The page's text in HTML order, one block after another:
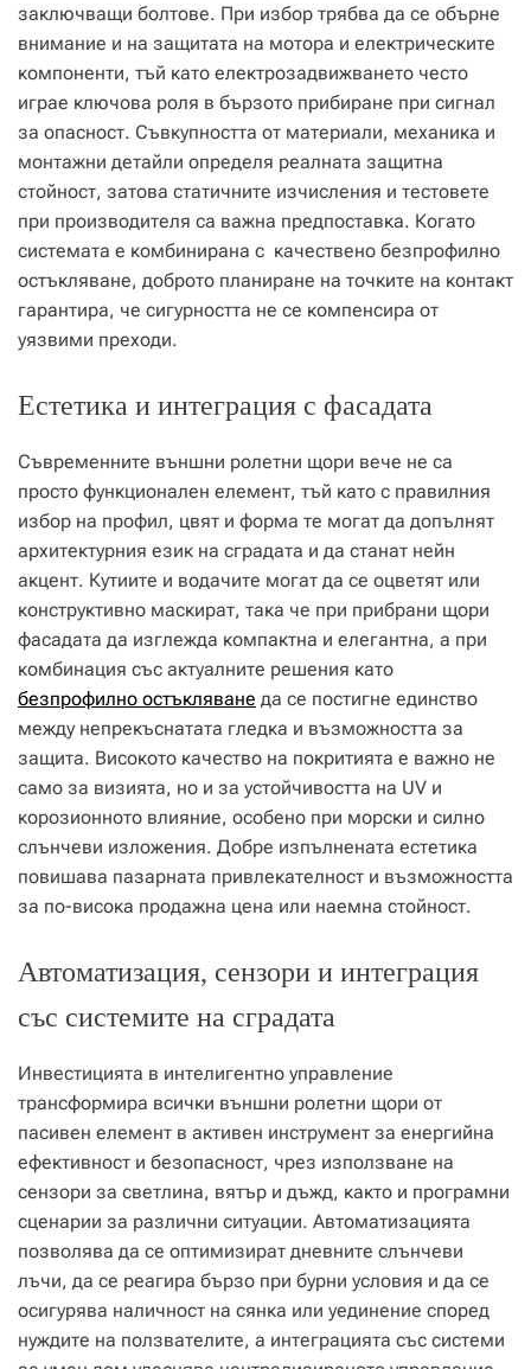
заключващи болтове. При избор трябва да се обърне
внимание и на защитата на мотора и електрическите
компоненти, тъй като електрозадвижването често
играе ключова роля в бързото прибиране при сигнал
за опасност. Съвкупността от материали, механика и
монтажни детайли определя реалната защитна
стойност, затова статичните изчисления и тестовете
при производителя са важна предпоставка. Когато
системата е комбинирана с качествено безпрофилно
остъкляване, доброто планиране на точките на контакт
гарантира, че сигурността не се компенсира от
уязвими преходи.
Естетика и интеграция с фасадата
Съвременните външни ролетни щори вече не са
просто функционален елемент, тъй като с правилния
избор на профил, цвят и форма те могат да допълнят
архитектурния език на сградата и да станат нейн
акцент. Кутиите и водачите могат да се оцветят или
конструктивно маскират, така че при прибрани щори
фасадата да изглежда компактна и елегантна, а при
комбинация със актуалните решения като
безпрофилно остъкляване да се постигне единство
между непрекъснатата гледка и възможността за
защита. Високото качество на покритията е важно не
само за визията, но и за устойчивостта на UV и
корозионното влияние, особено при морски и силно
слънчеви изложения. Добре изпълнената естетика
повишава пазарната привлекателност и възможността
за по-висока продажна цена или наемна стойност.
Автоматизация, сензори и интеграция
със системите на сградата
Инвестицията в интелигентно управление
трансформира всички външни ролетни щори от
пасивен елемент в активен инструмент за енергийна
ефективност и безопасност, чрез използване на
сензори за светлина, вятър и дъжд, както и програмни
сценарии за различни ситуации. Автоматизацията
позволява да се оптимизират дневните слънчеви
лъчи, да се реагира бързо при бурни условия и да се
осигурява наличност на сянка или уединение според
нуждите на ползвателите, а интеграцията със системи